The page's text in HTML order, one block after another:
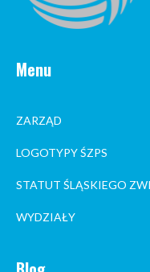
Menu
ZARZĄD
LOGOTYPY ŚZPS
STATUT ŚLĄSKIEGO
WYDZIAŁY